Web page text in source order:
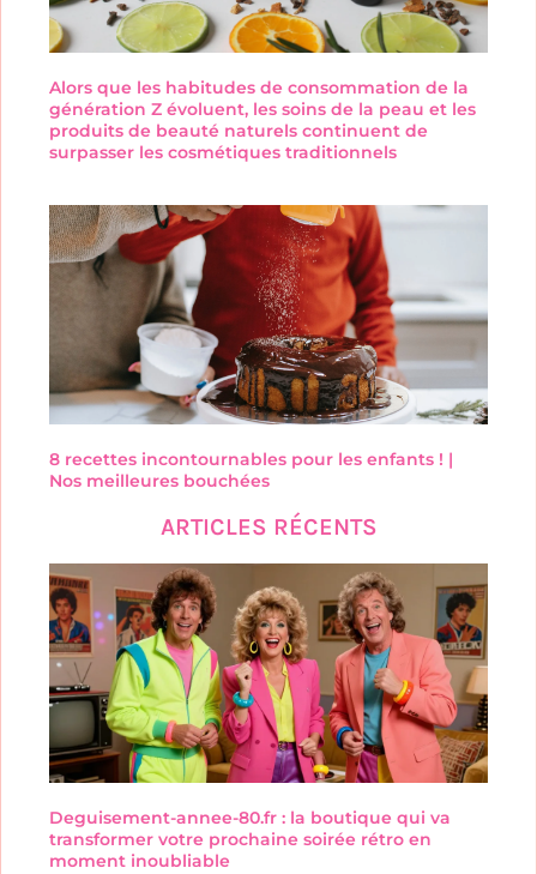
Alors que les habitudes de consommation de la
génération Z évoluent, les soins de la peau et les
produits de beauté naturels continuent de
surpasser les cosmétiques traditionnels
8 recettes incontournables pour les enfants ! |
Nos meilleures bouchées
ARTICLES RÉCENTS
Deguisement-annee-80.fr : la boutique qui va
transformer votre prochaine soirée rétro en
moment inoubliable